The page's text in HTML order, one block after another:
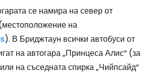
се намира на север от
на
). В Бриджтаун всички автобуси от
на автогара „Принцеса Алис“ (за
на съседната спирка „Чийпсайд“